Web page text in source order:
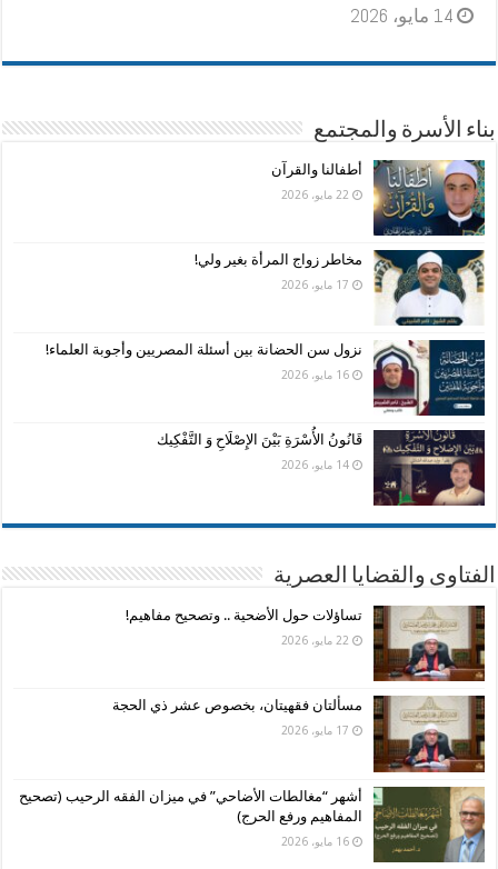
14 مايو، 2026
بناء الأسرة والمجتمع
أطفالنا والقرآن
22 مايو، 2026
مخاطر زواج المرأة بغير ولي!
17 مايو، 2026
نزول سن الحضانة بين أسئلة المصريين وأجوبة العلماء!
16 مايو، 2026
قَانُونُ الأُسْرَةِ بَيْنَ الإِصْلَاحِ وَ التَّفْكِيك
14 مايو، 2026
الفتاوى والقضايا العصرية
تساؤلات حول الأضحية .. وتصحيح مفاهيم!
22 مايو، 2026
مسألتان فقهيتان، بخصوص عشر ذي الحجة
17 مايو، 2026
أشهر “مغالطات الأضاحي” في ميزان الفقه الرحيب (تصحيح
المفاهيم ورفع الحرج)
16 مايو، 2026